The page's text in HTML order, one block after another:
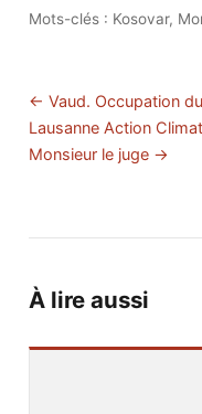
Mots-clés : Kosovar,
← Vaud. Occupation
Lausanne Action
Monsieur le juge →
À lire aussi